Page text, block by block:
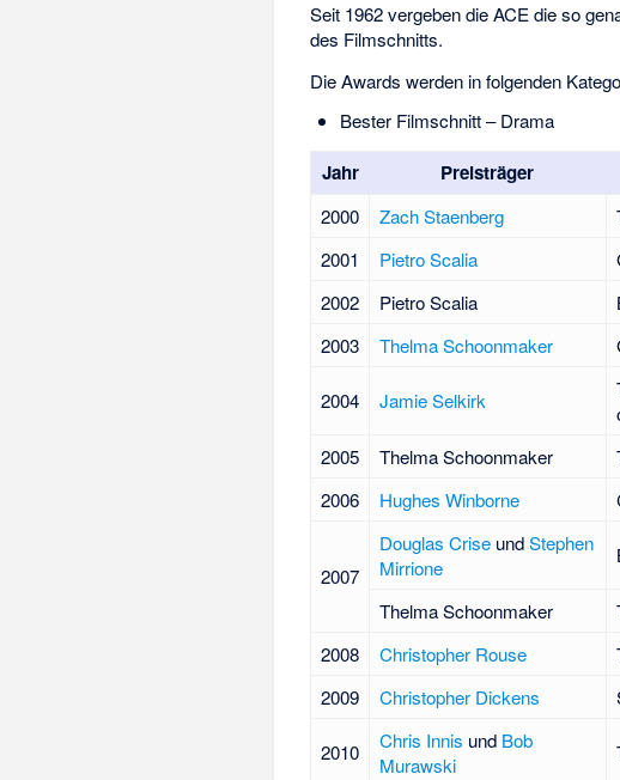
Seit 1962 vergeben die ACE die so
des Filmschnitts.
Die Awards werden in folgenden
Bester Filmschnitt – Drama
Jahr Preisträger
2000 Zach Staenberg
2001
Pietro Scalia
2002
Pietro Scalia
2003
Thelma Schoonmaker
2004 Jamie Selkirk
2005
Thelma Schoonmaker
2006
Hughes Winborne
2007
Douglas CriseundStephen
Mirrione
Thelma Schoonmaker
2008
Christopher Rouse
2009
Christopher Dickens
2010 Chris Innis und Bob
Murawski